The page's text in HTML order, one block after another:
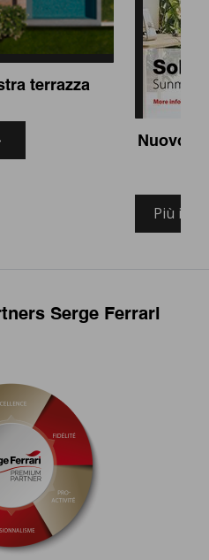
terrazza
Nuovo
Più
Serge Ferrari